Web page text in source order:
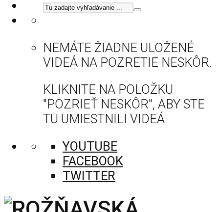
NEMÁTE ŽIADNE ULOŽENÉ
VIDEÁ NA POZRETIE NESKÔR.
KLIKNITE NA POLOŽKU
"POZRIEŤ NESKÔR", ABY STE
TU UMIESTNILI VIDEÁ
YOUTUBE
FACEBOOK
TWITTER